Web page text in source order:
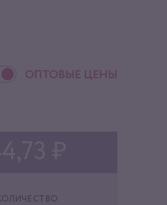
ОПТОВЫЕ ЦЕНЫ